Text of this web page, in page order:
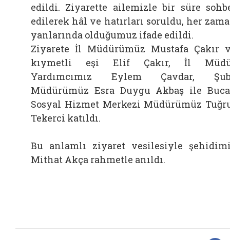
edildi. Ziyarette ailemizle bir süre
edilerek hâl ve hatırları soruldu, her
yanlarında olduğumuz ifade edildi.
Ziyarete İl Müdürümüz Mustafa Çakır
kıymetli eşi Elif Çakır, İl
Yardımcımız Eylem Çavdar,
Müdürümüz Esra Duygu Akbaş ile
Sosyal Hizmet Merkezi Müdürümüz
Tekerci katıldı.
Bu anlamlı ziyaret vesilesiyle
Mithat Akça rahmetle anıldı.